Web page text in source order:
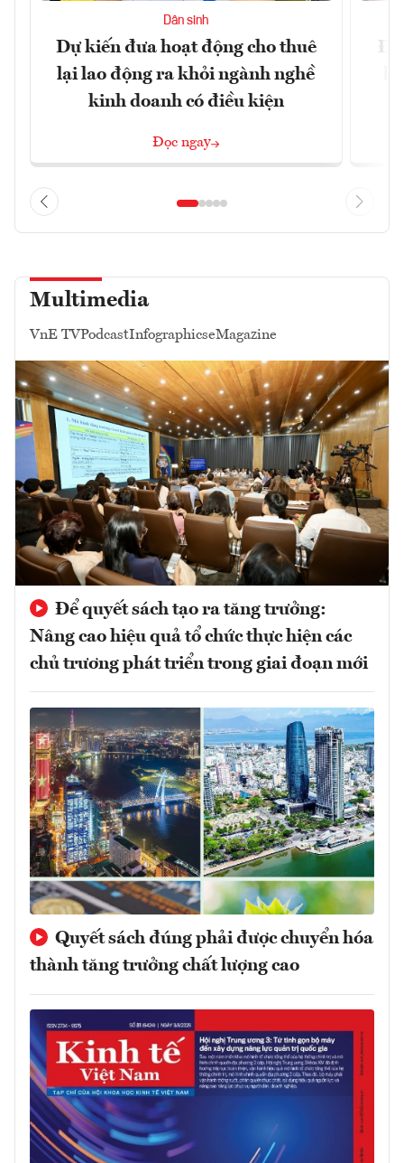
Dân sinh
Dự kiến đưa hoạt động cho thuê
lại lao động ra khỏi ngành nghề
kinh doanh có điều kiện
Đọc ngay
Đề
Multimedia
VnE TVPodcastInfographicseMagazine
Để quyết sách tạo ra tăng trưởng:
Nâng cao hiệu quả tổ chức thực hiện các
chủ trương phát triển trong giai đoạn mới
Quyết sách đúng phải được chuyển hóa
thành tăng trưởng chất lượng cao